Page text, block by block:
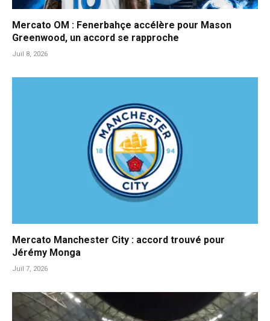
Mercato OM : Fenerbahçe accélère pour Mason
Greenwood, un accord se rapproche
Juil 8, 2026
Mercato Manchester City : accord trouvé pour
Jérémy Monga
Juil 7, 2026